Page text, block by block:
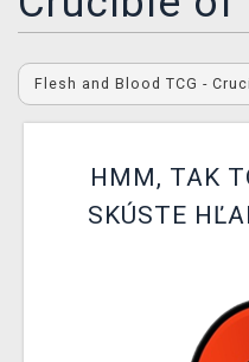
XZONE KLUB
Flesh and Blood TCG -
HMM, TAK
SKÚSTE